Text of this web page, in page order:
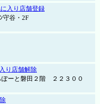
入り店舗登録
守谷・2F
り店舗解除
ーと磐田２階 ２２３００